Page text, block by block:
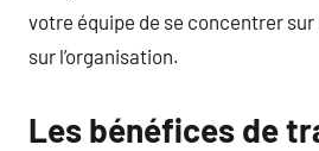
votre équipe de se concentrer
sur l’organisation.
Les bénéfices de